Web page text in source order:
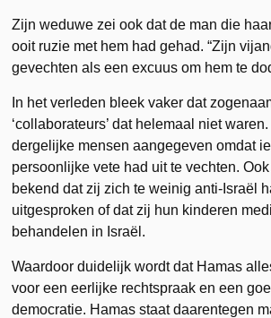
Zijn weduwe zei ook dat de man die
ooit ruzie met hem had gehad. “Zijn
gevechten als een excuus om hem te
In het verleden bleek vaker dat
‘collaborateurs’ dat helemaal niet
dergelijke mensen aangegeven omdat
persoonlijke vete had uit te vechten.
bekend dat zij zich te weinig anti-Israël
uitgesproken of dat zij hun kinderen
behandelen in Israël.
Waardoor duidelijk wordt dat Hamas
voor een eerlijke rechtspraak en een
democratie. Hamas staat daarentegen